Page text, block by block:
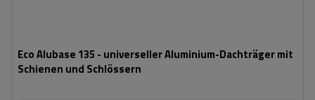
Eco Alubase 135 - universeller Aluminium-Dachträger mit
Schienen und Schlössern